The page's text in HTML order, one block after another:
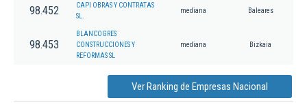
98.452
CAPI OBRAS Y CONTRATAS
SL.
mediana Baleares
98.453
BLANCOGRES
CONSTRUCCIONES Y
REFORMAS SL
mediana Bizkaia
Ver Ranking de Empresas Nacional